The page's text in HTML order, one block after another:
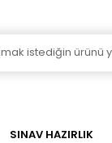
SINAV HAZIRLIK